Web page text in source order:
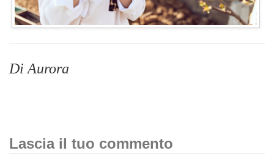
Di Aurora
Lascia il tuo commento